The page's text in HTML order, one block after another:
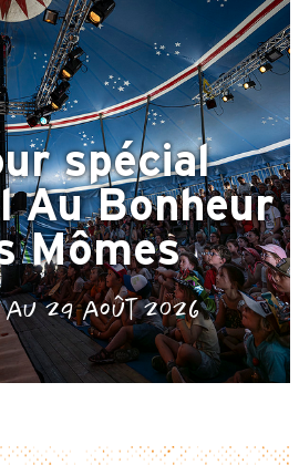
spécial
Au Bonheur
Mômes
29 août 2026